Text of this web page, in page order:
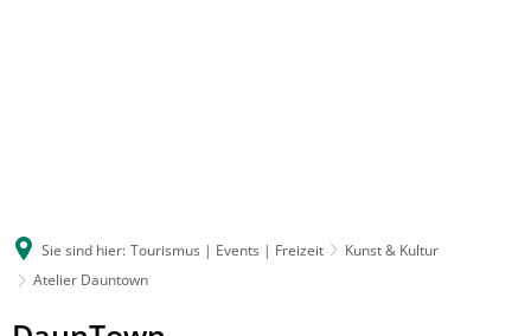
Sie sind hier: Tourismus | Events | Freizeit
Kunst & Kultur
Atelier Dauntown